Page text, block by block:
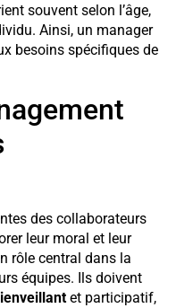
souvent selon l’âge,
Ainsi, un manager
besoins spécifiques de
des collaborateurs
leur moral et leur
rôle central dans la
équipes. Ils doivent
et participatif,